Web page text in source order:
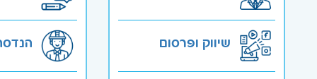
שיווק ופרסום